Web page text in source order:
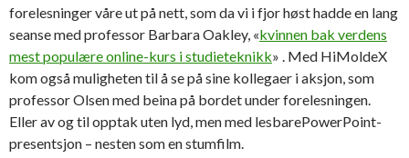
forelesninger våre ut på nett, som da vi i fjor høst hadde en lang
seanse med professor Barbara Oakley, «kvinnen bak verdens
mest populære online-kurs i studieteknikk» . Med HiMoldeX
kom også muligheten til å se på sine kollegaer i aksjon, som
professor Olsen med beina på bordet under forelesningen.
Eller av og til opptak uten lyd, men med lesbarePowerPoint-
presentsjon – nesten som en stumfilm.